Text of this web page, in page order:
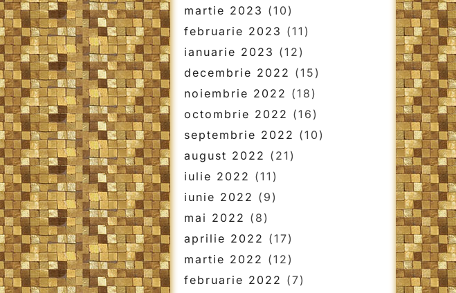
martie 2023 (10)
februarie 2023 (11)
ianuarie 2023 (12)
decembrie 2022 (15)
noiembrie 2022 (18)
octombrie 2022 (16)
septembrie 2022 (10)
august 2022 (21)
iulie 2022 (11)
iunie 2022 (9)
mai 2022 (8)
aprilie 2022 (17)
martie 2022 (12)
februarie 2022 (7)